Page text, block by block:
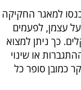
למאגר החקיקה
עצמן, לפעמים
כך ניתן למצוא
או שינוי
כמובן סופר כל